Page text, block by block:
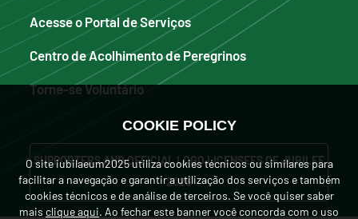
Acesse o Portal de Serviços
Centro de Acolhimento de Peregrinos
Torne-se Voluntário
SUPPORTERS AND OFFICIAL LOGO LICENSEES OF JUBILEE
2025
COOKIE POLICY
O site iubilaeum2025 utiliza cookies técnicos ou similares para
facilitar a navegação e garantir a utilização dos serviços e também
cookies técnicos e de análise de terceiros. Se você quiser saber
mais clique aqui. Ao fechar este banner você concorda com o uso